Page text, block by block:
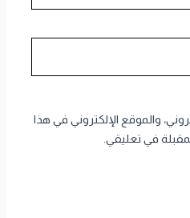
والموقع الإلكتروني في هذا
في تعليقي.